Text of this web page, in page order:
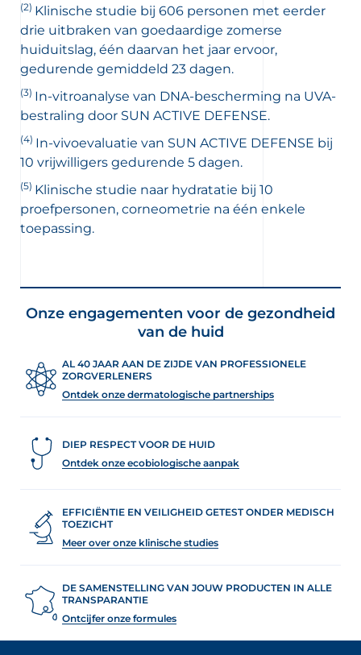
(2) Klinische studie bij 606 personen met eerder
drie uitbraken van goedaardige zomerse
huiduitslag, één daarvan het jaar ervoor,
gedurende gemiddeld 23 dagen.
(3) In-vitroanalyse van DNA-bescherming na UVA-
bestraling door SUN ACTIVE DEFENSE.
(4) In-vivoevaluatie van SUN ACTIVE DEFENSE bij
10 vrijwilligers gedurende 5 dagen.
(5) Klinische studie naar hydratatie bij 10
proefpersonen, corneometrie na één enkele
toepassing.
Onze engagementen voor de gezondheid
van de huid
AL 40 JAAR AAN DE ZIJDE VAN PROFESSIONELE
ZORGVERLENERS
Ontdek onze dermatologische partnerships
DIEP RESPECT VOOR DE HUID
Ontdek onze ecobiologische aanpak
EFFICIËNTIE EN VEILIGHEID GETEST ONDER MEDISCH
TOEZICHT
Meer over onze klinische studies
DE SAMENSTELLING VAN JOUW PRODUCTEN IN ALLE
TRANSPARANTIE
Ontcijfer onze formules